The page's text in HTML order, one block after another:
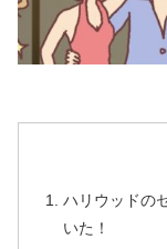
ハリウッドの
いた！